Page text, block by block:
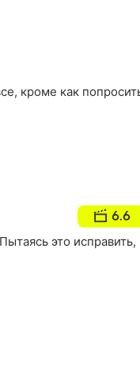
кроме как
6.6
это исправить,